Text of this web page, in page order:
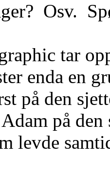
Osv.
tar
enda en
på den
på den
levde